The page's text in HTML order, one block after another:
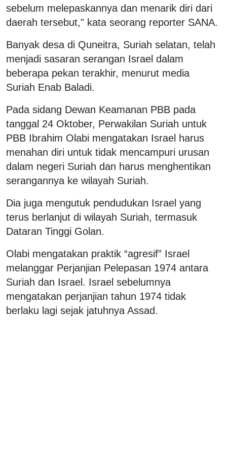
sebelum melepaskannya dan menarik diri dari
daerah tersebut," kata seorang reporter SANA.
Banyak desa di Quneitra, Suriah selatan, telah
menjadi sasaran serangan Israel dalam
beberapa pekan terakhir, menurut media
Suriah Enab Baladi.
Pada sidang Dewan Keamanan PBB pada
tanggal 24 Oktober, Perwakilan Suriah untuk
PBB Ibrahim Olabi mengatakan Israel harus
menahan diri untuk tidak mencampuri urusan
dalam negeri Suriah dan harus menghentikan
serangannya ke wilayah Suriah.
Dia juga mengutuk pendudukan Israel yang
terus berlanjut di wilayah Suriah, termasuk
Dataran Tinggi Golan.
Olabi mengatakan praktik “agresif” Israel
melanggar Perjanjian Pelepasan 1974 antara
Suriah dan Israel. Israel sebelumnya
mengatakan perjanjian tahun 1974 tidak
berlaku lagi sejak jatuhnya Assad.